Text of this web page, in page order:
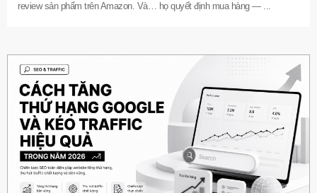
review sản phẩm trên Amazon. Và… họ quyết định mua hàng — ...